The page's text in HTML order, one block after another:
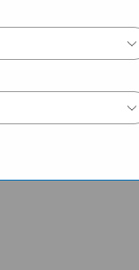
producto ahora
en Ciego de